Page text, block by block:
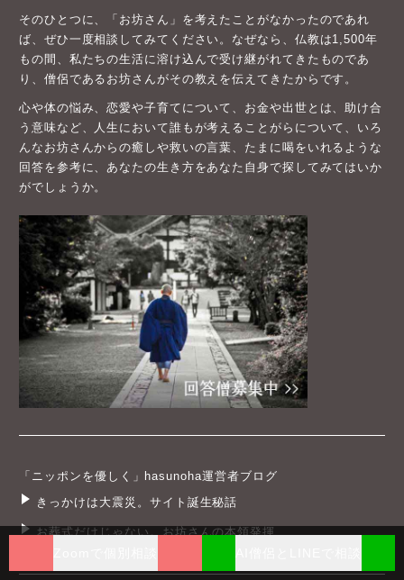
そのひとつに、「お坊さん」を考えたことがなかったのであれ
ば、ぜひ一度相談してみてください。なぜなら、仏教は1,500年
もの間、私たちの生活に溶け込んで受け継がれてきたものであ
り、僧侶であるお坊さんがその教えを伝えてきたからです。
心や体の悩み、恋愛や子育てについて、お金や出世とは、助け合
う意味など、人生において誰もが考えることがらについて、いろ
んなお坊さんからの癒しや救いの言葉、たまに喝をいれるような
回答を参考に、あなたの生き方をあなた自身で探してみてはいか
がでしょうか。
「ニッポンを優しく」hasunoha運営者ブログ
きっかけは大震災。サイト誕生秘話
お葬式だけじゃない。お坊さんの本領発揮